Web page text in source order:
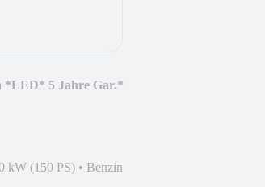
*LED* 5 Jahre Gar.*
kW (150 PS) • Benzin